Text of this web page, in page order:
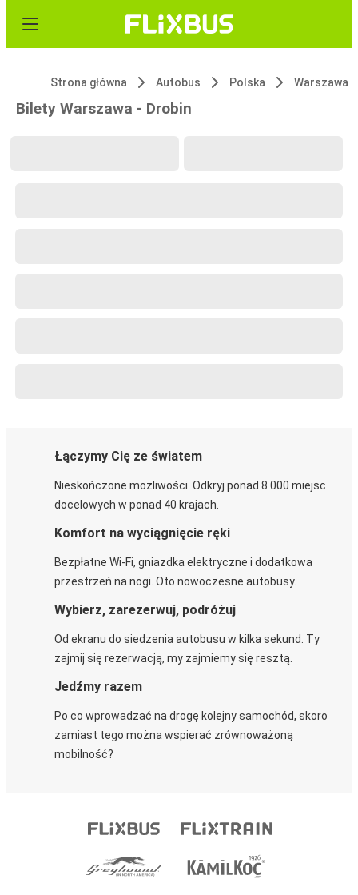
Strona główna Autobus Polska Warszawa
Bilety Warszawa - Drobin
Łączymy Cię ze światem
Nieskończone możliwości. Odkryj ponad 8 000 miejsc
docelowych w ponad 40 krajach.
Komfort na wyciągnięcie ręki
Bezpłatne Wi-Fi, gniazdka elektryczne i dodatkowa
przestrzeń na nogi. Oto nowoczesne autobusy.
Wybierz, zarezerwuj, podróżuj
Od ekranu do siedzenia autobusu w kilka sekund. Ty
zajmij się rezerwacją, my zajmiemy się resztą.
Jedźmy razem
Po co wprowadzać na drogę kolejny samochód, skoro
zamiast tego można wspierać zrównoważoną
mobilność?